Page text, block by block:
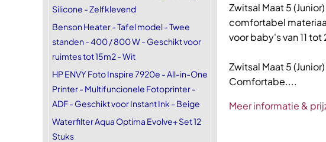
Silicone - Zelfklevend
Benson Heater - Tafel model - Twee
standen - 400 / 800 W - Geschikt voor
ruimtes tot 15m2 - Wit
HP ENVY Foto Inspire 7920e - All-in-One
Printer - Multifuncionele Fotoprinter -
ADF - Geschikt voor Instant Ink - Beige
Waterfilter Aqua Optima Evolve+ Set 12
Stuks
Zwitsal Maat 5
comfortabel
voor baby's van 11 tot
Zwitsal Maat 5
Comfortabe....
Meer informatie &